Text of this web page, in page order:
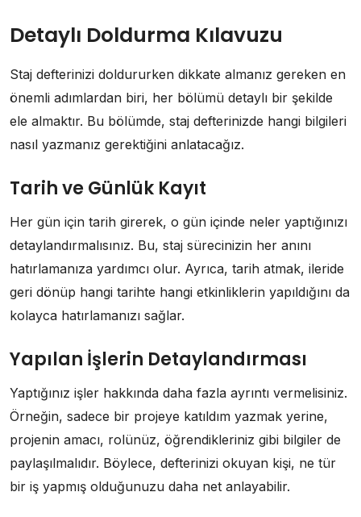
Detaylı Doldurma Kılavuzu
Staj defterinizi doldururken dikkate almanız gereken en
önemli adımlardan biri, her bölümü detaylı bir şekilde
ele almaktır. Bu bölümde, staj defterinizde hangi bilgileri
nasıl yazmanız gerektiğini anlatacağız.
Tarih ve Günlük Kayıt
Her gün için tarih girerek, o gün içinde neler yaptığınızı
detaylandırmalısınız. Bu, staj sürecinizin her anını
hatırlamanıza yardımcı olur. Ayrıca, tarih atmak, ileride
geri dönüp hangi tarihte hangi etkinliklerin yapıldığını da
kolayca hatırlamanızı sağlar.
Yapılan İşlerin Detaylandırması
Yaptığınız işler hakkında daha fazla ayrıntı vermelisiniz.
Örneğin, sadece bir projeye katıldım yazmak yerine,
projenin amacı, rolünüz, öğrendikleriniz gibi bilgiler de
paylaşılmalıdır. Böylece, defterinizi okuyan kişi, ne tür
bir iş yapmış olduğunuzu daha net anlayabilir.